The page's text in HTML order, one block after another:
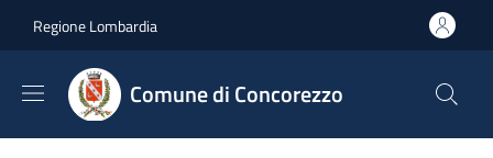
Regione Lombardia
Comune di Concorezzo